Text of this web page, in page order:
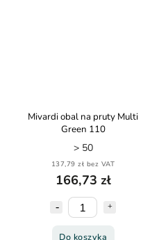
Mivardi obal na pruty Multi
Green 110
> 50
137,79 zł bez VAT
166,73 zł
Do koszyka